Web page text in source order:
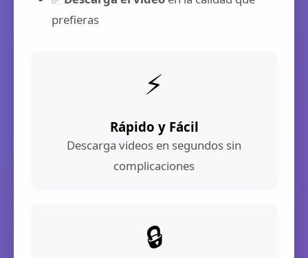
prefieras
⚡
Rápido y Fácil
Descarga videos en segundos sin
complicaciones
🔒